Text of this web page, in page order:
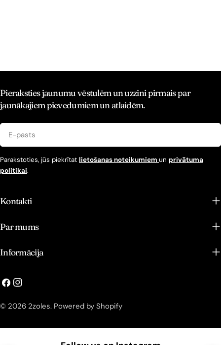
Pieraksties jaunumu vēstulēm un uzzini pirmais par
jaunākajiem pievedumiem un atlaidēm.
pasts
Parakstoties, jūs piekrītat lietošanas noteikumiem un privātuma
politikai.
Kontakti
Par mums
Informācija
© 2026 2zoles. Powered by Shopify